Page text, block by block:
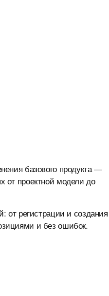
базового продукта —
от проектной модели до
от регистрации и создания
и без ошибок.